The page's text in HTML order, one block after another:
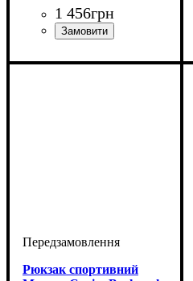
1 456грн
Рюкзак спортивний